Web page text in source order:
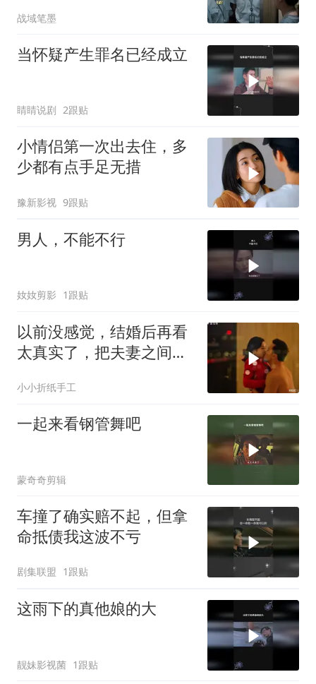
战域笔墨
当怀疑产生罪名已经成立
睛睛说剧 2跟贴
小情侣第一次出去住，多
少都有点手足无措
豫新影视 9跟贴
男人，不能不行
奻奻剪影 1跟贴
以前没感觉，结婚后再看
太真实了，把夫妻之间那
小小折纸手工
一起来看钢管舞吧
蒙奇奇剪辑
车撞了确实赔不起，但拿
命抵债我这波不亏
剧集联盟 1跟贴
这雨下的真他娘的大
靓妹影视菌 1跟贴